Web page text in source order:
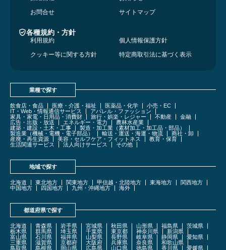
お問合せ
サイトマップ
各種規約・方針
利用規約
個人情報保護方針
クッキー等に関する方針
特定商取引法に基づく表示
業種で探す
飲食店・食品 医療・介護・福祉 医薬品・化学
小売・EC
IT・Web・情報通信サービス
アパレル・ファッション
家具・家電・日用品・消費財
旅行・娯楽・レジャー 不動産
金融
広告・出版・放送
エネルギー・電力
農林水産業
建築・建設・土木・工事
製造・加工業（素材加工・加工品・部品）
製造業（機械・電機・電子部品）
輸送・運送・海運・物流
商社・卸
産廃・再生資源
美容・セルフケア・フィットネス
教育・保育
生活関連サービス
法人向けサービス その他
地域で探す
北海道 東北地方 関東地方 甲信越・北陸地方 東海地方
関西地方
中国地方
四国地方 九州・沖縄地方 海外
都道府県で探す
北海道 青森県 岩手県 宮城県 秋田県 山形県 福島県
茨城県
栃木県
群馬県 埼玉県 千葉県 東京都 神奈川県
新潟県
富山県
石川県 福井県 山梨県 長野県 岐阜県 静岡県
愛知県
三重県
滋賀県 京都府 大阪府 兵庫県 奈良県
和歌山県
鳥取県
島根県 岡山県 広島県 山口県 徳島県 香川県 愛媛県